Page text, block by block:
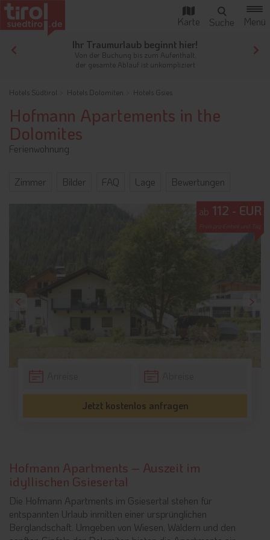
Ihr Traumurlaub beginnt hier!
Von der Buchung bis zum Aufenthalt,
der gesamte Ablauf ist unkompliziert
Hotels Südtirol Hotels Dolomiten Hotels Gsies
Hofmann Apartements in the
Dolomites
Ferienwohnung
Zimmer Bilder FAQ Lage Bewertungen
ab 112 - EUR
Jetzt kostenlos anfragen
Hofmann Apartments – Auszeit im
idyllischen Gsiesertal
Die Hofmann Apartments im Gsiesertal stehen für
entspannten Urlaub inmitten einer ursprünglichen
Berglandschaft. Umgeben von Wiesen, Wäldern und den